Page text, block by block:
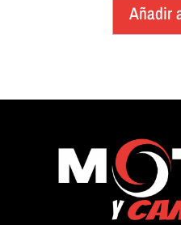
Añadir